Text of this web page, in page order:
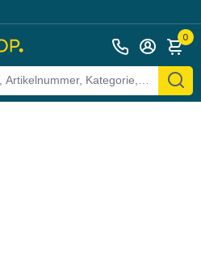
0